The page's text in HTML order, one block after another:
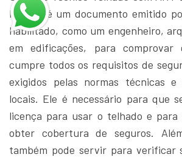
Mercês é um documento emitido
habilitado, como um engenheiro,
em edificações, para
cumpre todos os requisitos de
exigidos pelas normas técnicas e
locais. Ele é necessário para que
licença para usar o telhado e para
obter cobertura de seguros.
também pode servir para verificar